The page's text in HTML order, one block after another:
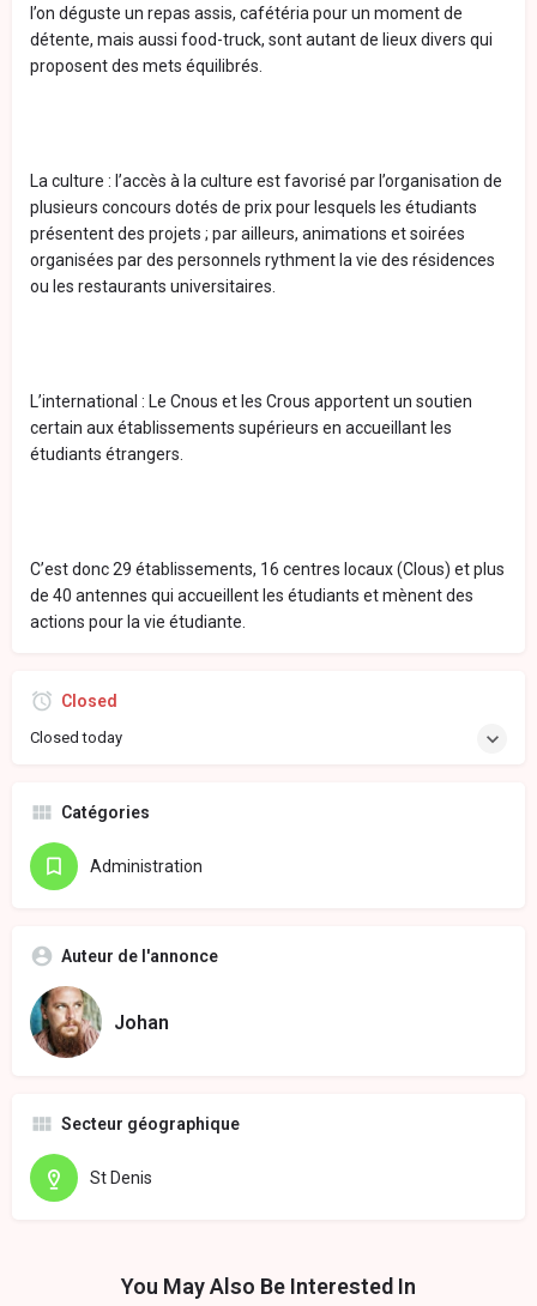
l’on déguste un repas assis, cafétéria pour un moment de
détente, mais aussi food-truck, sont autant de lieux divers qui
proposent des mets équilibrés.
La culture : l’accès à la culture est favorisé par l’organisation de
plusieurs concours dotés de prix pour lesquels les étudiants
présentent des projets ; par ailleurs, animations et soirées
organisées par des personnels rythment la vie des résidences
ou les restaurants universitaires.
L’international : Le Cnous et les Crous apportent un soutien
certain aux établissements supérieurs en accueillant les
étudiants étrangers.
C’est donc 29 établissements, 16 centres locaux (Clous) et plus
de 40 antennes qui accueillent les étudiants et mènent des
actions pour la vie étudiante.
Closed
Closed today
Catégories
Administration
Auteur de l'annonce
Johan
Secteur géographique
St Denis
You May Also Be Interested In